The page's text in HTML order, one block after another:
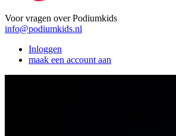
Voor vragen over Podiumkids
info@podiumkids.nl
Inloggen
maak een account aan